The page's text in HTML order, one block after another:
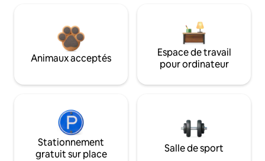
Animaux acceptés
Espace de travail
pour ordinateur
Stationnement
gratuit sur place
Salle de sport